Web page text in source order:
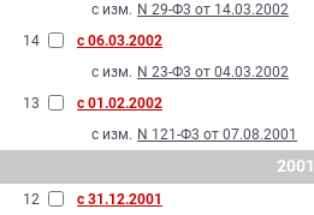
с изм. N 29-Ф3 от 14.03.2002
14
с 06.03.2002
с изм. N 23-Ф3 от 04.03.2002
13
с 01.02.2002
с изм. N 121-Ф3 от 07.08.2001
2001
12
с 31.12.2001